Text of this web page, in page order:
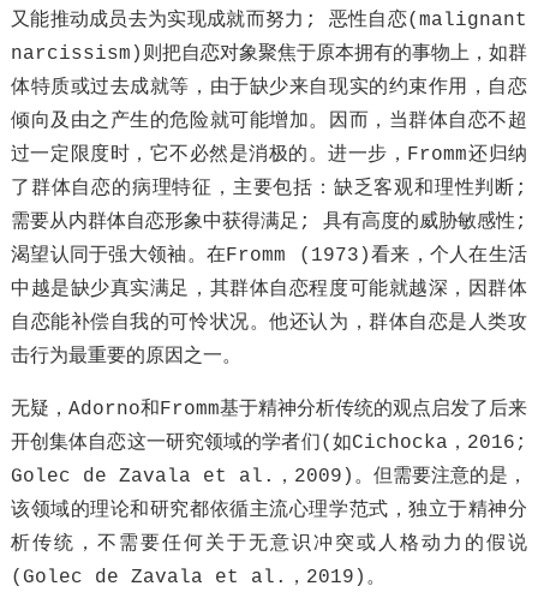
又能推动成员去为实现成就而努力; 恶性自恋(malignant
narcissism)则把自恋对象聚焦于原本拥有的事物上，如群
体特质或过去成就等，由于缺少来自现实的约束作用，自恋
倾向及由之产生的危险就可能增加。因而，当群体自恋不超
过一定限度时，它不必然是消极的。进一步，Fromm还归纳
了群体自恋的病理特征，主要包括：缺乏客观和理性判断;
需要从内群体自恋形象中获得满足; 具有高度的威胁敏感性;
渴望认同于强大领袖。在Fromm (1973)看来，个人在生活
中越是缺少真实满足，其群体自恋程度可能就越深，因群体
自恋能补偿自我的可怜状况。他还认为，群体自恋是人类攻
击行为最重要的原因之一。
无疑，Adorno和Fromm基于精神分析传统的观点启发了后来
开创集体自恋这一研究领域的学者们(如Cichocka，2016;
Golec de Zavala et al.，2009)。但需要注意的是，
该领域的理论和研究都依循主流心理学范式，独立于精神分
析传统，不需要任何关于无意识冲突或人格动力的假说
(Golec de Zavala et al.，2019)。